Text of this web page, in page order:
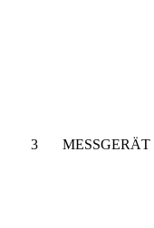
3 MESSGERÄT